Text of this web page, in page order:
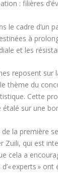
: filières
le cadre d’un
à
et les
reposent sur
thème du
Cette
sur une
la première
Zuili, qui est
cela a
experts »